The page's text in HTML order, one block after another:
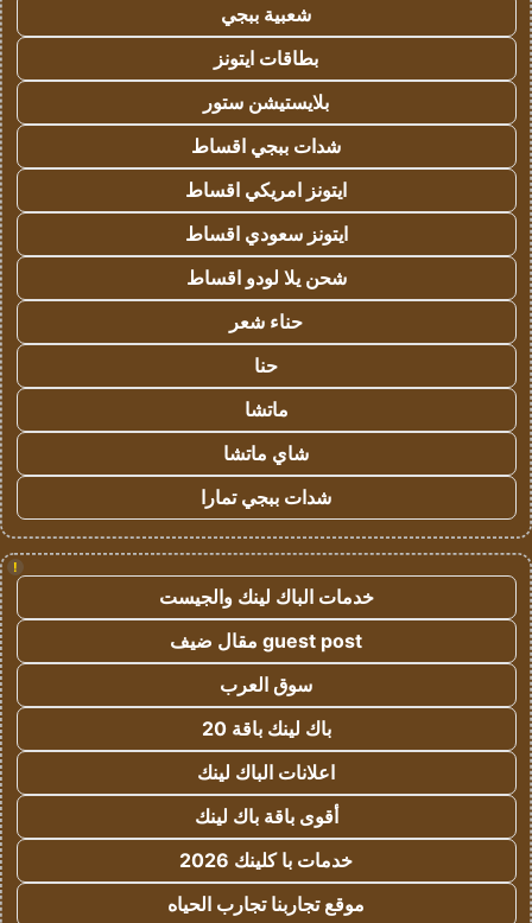
شعبية ببجي
بطاقات ايتونز
بلايستيشن ستور
شدات ببجي اقساط
ايتونز امريكي اقساط
ايتونز سعودي اقساط
شحن يلا لودو اقساط
حناء شعر
حنا
ماتشا
شاي ماتشا
شدات ببجي تمارا
!
خدمات الباك لينك والجيست
guest post مقال ضيف
سوق العرب
باك لينك باقة 20
اعلانات الباك لينك
أقوى باقة باك لينك
خدمات با كلينك 2026
موقع تجاربنا تجارب الحياه